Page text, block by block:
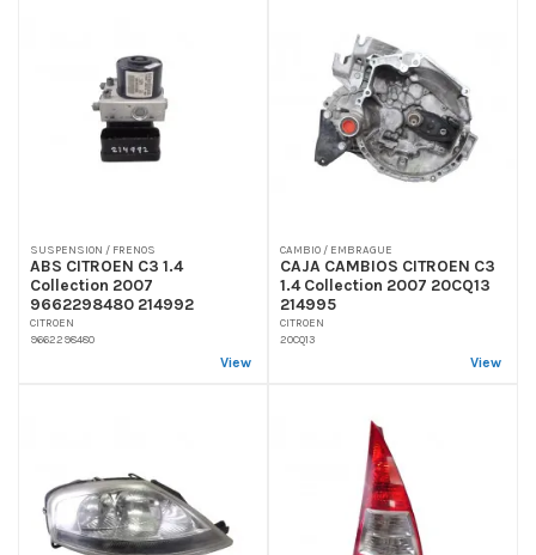
SUSPENSION / FRENOS
ABS CITROEN C3 1.4
Collection 2007
9662298480 214992
CITROEN
9662298480
View
CAMBIO / EMBRAGUE
CAJA CAMBIOS CITROEN C3
1.4 Collection 2007 20CQ13
214995
CITROEN
20CQ13
View